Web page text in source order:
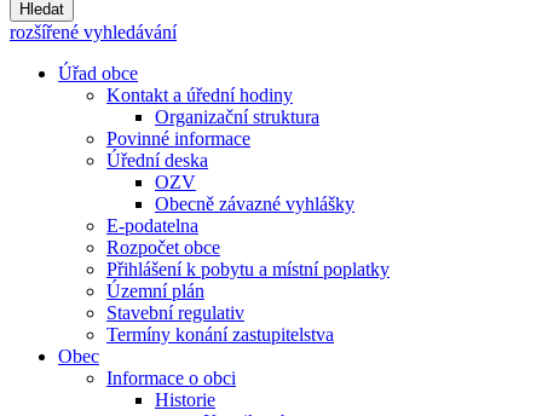
Hledat
rozšířené vyhledávání
Úřad obce
Kontakt a úřední hodiny
Organizační struktura
Povinné informace
Úřední deska
OZV
Obecně závazné vyhlášky
E-podatelna
Rozpočet obce
Přihlášení k pobytu a místní poplatky
Územní plán
Stavební regulativ
Termíny konání zastupitelstva
Obec
Informace o obci
Historie